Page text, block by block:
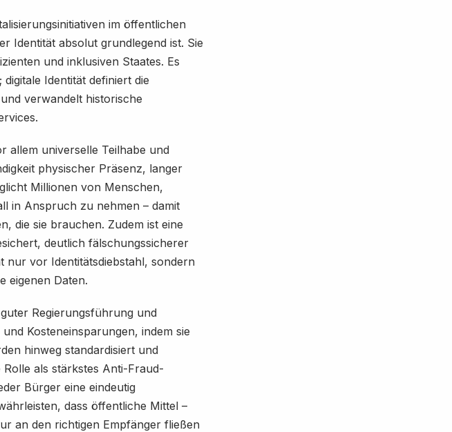
im öffentlichen
Identität absolut grundlegend ist. Sie
und inklusiven Staates. Es
Identität definiert die
verwandelt historische
allem universelle Teilhabe und
physischer Präsenz, langer
Millionen von Menschen,
in Anspruch zu nehmen – damit
die sie brauchen. Zudem ist eine
deutlich fälschungssicherer
nur vor Identitätsdiebstahl, sondern
eigenen Daten.
Regierungsführung und
Kosteneinsparungen, indem sie
hinweg standardisiert und
als stärkstes Anti-Fraud-
Bürger eine eindeutig
dass öffentliche Mittel –
an den richtigen Empfänger fließen